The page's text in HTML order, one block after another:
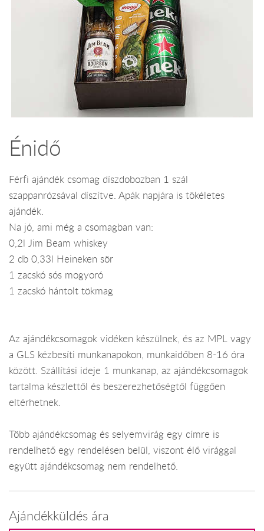
Énidő
Férfi ajándék csomag díszdobozban 1 szál
szappanrózsával díszítve. Apák napjára is tökéletes
ajándék.
Na jó, ami még a csomagban van:
0,2l Jim Beam whiskey
2 db 0,33l Heineken sör
1 zacskó sós mogyoró
1 zacskó hántolt tökmag
Az ajándékcsomagok vidéken készülnek, és az MPL vagy
a GLS kézbesíti munkanapokon, munkaidőben 8-16 óra
között. Szállítási ideje 1 munkanap, az ajándékcsomagok
tartalma készlettől és beszerezhetőségtől függően
eltérhetnek.
Több ajándékcsomag és selyemvirág egy címre is
rendelhető egy rendelésen belül, viszont élő virággal
együtt ajándékcsomag nem rendelhető.
Ajándékküldés ára